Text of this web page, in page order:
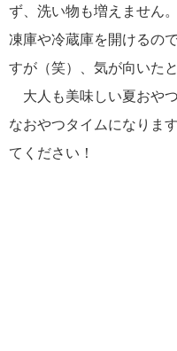
ず、洗い物も増えません
凍庫や冷蔵庫を開けるの
すが（笑）、気が向いた
大人も美味しい夏おや
なおやつタイムになりま
てください！